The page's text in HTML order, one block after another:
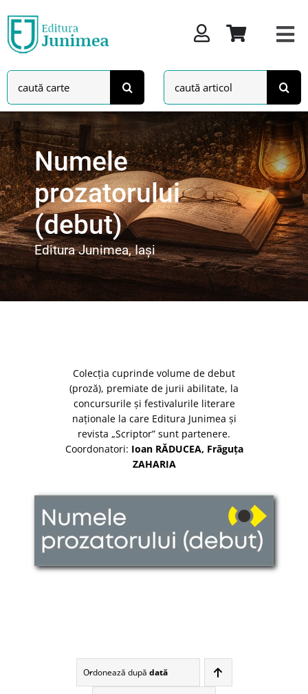
to
content
Search
for:
Search
for:
Numele
prozatorului
(debut)
Editura Junimea, Iași
Colecţia cuprinde volume de debut
(proză), premiate de jurii abilitate, la
concursurile și festivalurile literare
naţionale la care Editura Junimea și
revista „Scriptor” sunt partenere.
Coordonatori: Ioan RĂDUCEA, Frăguța
ZAHARIA
Ordonează după dată